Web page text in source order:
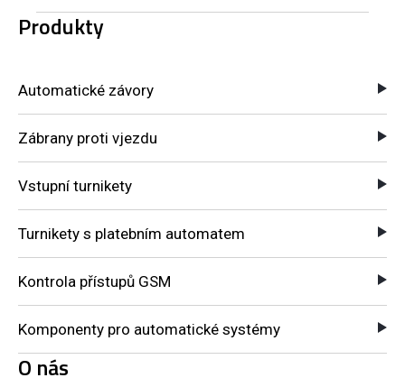
Produkty
Automatické závory
Zábrany proti vjezdu
Vstupní turnikety
Turnikety s platebním automatem
Kontrola přístupů GSM
Komponenty pro automatické systémy
O nás